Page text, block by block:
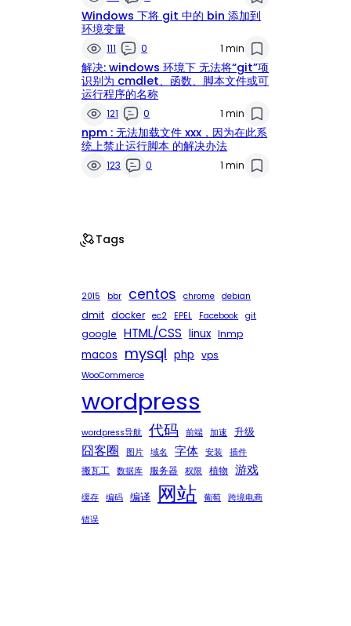
Windows 下将 git 中的 bin 添加到
环境变量
111 0 1 min
解决: windows 环境下 无法将“git”项
识别为 cmdlet、函数、脚本文件或可
运行程序的名称
121 0 1 min
npm : 无法加载文件 xxx，因为在此系
统上禁止运行脚本 的解决办法
123 0 1 min
Tags
2015 bbr centos chrome debian
dmit docker ec2 EPEL Facebook git
google HTML/CSS linux lnmp
macos mysql php vps
WooCommerce
wordpress
wordpress导航 代码 前端 加速 升级
囧客圈 图片 域名 字体 安装 插件
搬瓦工 数据库 服务器 权限 植物 游戏
缓存 编码 编译 网站 葡萄
跨境电商
错误